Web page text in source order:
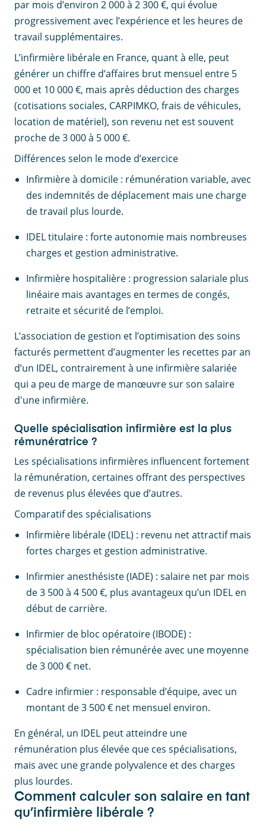
par mois d’environ 2 000 à 2 300 €, qui évolue
progressivement avec l’expérience et les heures de
travail supplémentaires.
L’infirmière libérale en France, quant à elle, peut
générer un chiffre d’affaires brut mensuel entre 5
000 et 10 000 €, mais après déduction des charges
(cotisations sociales, CARPIMKO, frais de véhicules,
location de matériel), son revenu net est souvent
proche de 3 000 à 5 000 €.
Différences selon le mode d’exercice
Infirmière à domicile : rémunération variable, avec
des indemnités de déplacement mais une charge
de travail plus lourde.
IDEL titulaire : forte autonomie mais nombreuses
charges et gestion administrative.
Infirmière hospitalière : progression salariale plus
linéaire mais avantages en termes de congés,
retraite et sécurité de l’emploi.
L’association de gestion et l’optimisation des soins
facturés permettent d’augmenter les recettes par an
d’un IDEL, contrairement à une infirmière salariée
qui a peu de marge de manœuvre sur son salaire
d'une infirmière.
Quelle spécialisation infirmière est la plus
rémunératrice ?
Les spécialisations infirmières influencent fortement
la rémunération, certaines offrant des perspectives
de revenus plus élevées que d’autres.
Comparatif des spécialisations
Infirmière libérale (IDEL) : revenu net attractif mais
fortes charges et gestion administrative.
Infirmier anesthésiste (IADE) : salaire net par mois
de 3 500 à 4 500 €, plus avantageux qu’un IDEL en
début de carrière.
Infirmier de bloc opératoire (IBODE) :
spécialisation bien rémunérée avec une moyenne
de 3 000 € net.
Cadre infirmier : responsable d’équipe, avec un
montant de 3 500 € net mensuel environ.
En général, un IDEL peut atteindre une
rémunération plus élevée que ces spécialisations,
mais avec une grande polyvalence et des charges
plus lourdes.
Comment calculer son salaire en tant
qu’infirmière libérale ?